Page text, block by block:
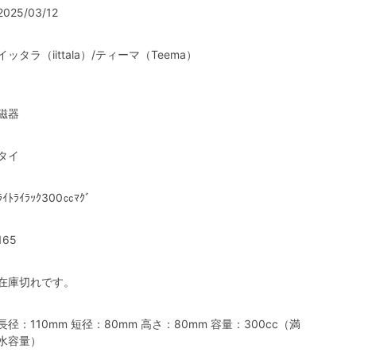
03/12
ッタラ（iittala）/ティーマ（Teema）
器
イ
ｲﾄﾗｲﾗｯｸ300㏄ﾏｸﾞ
庫切れです。
径：110mm 短径：80mm 高さ：80mm 容量：300cc（満
容量）